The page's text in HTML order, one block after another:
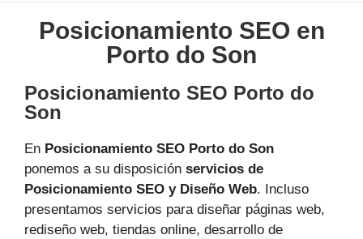
Posicionamiento SEO en
Porto do Son
Posicionamiento SEO Porto do
Son
En Posicionamiento SEO Porto do Son
ponemos a su disposición servicios de
Posicionamiento SEO y Diseño Web. Incluso
presentamos servicios para diseñar páginas web,
rediseño web, tiendas online, desarrollo de